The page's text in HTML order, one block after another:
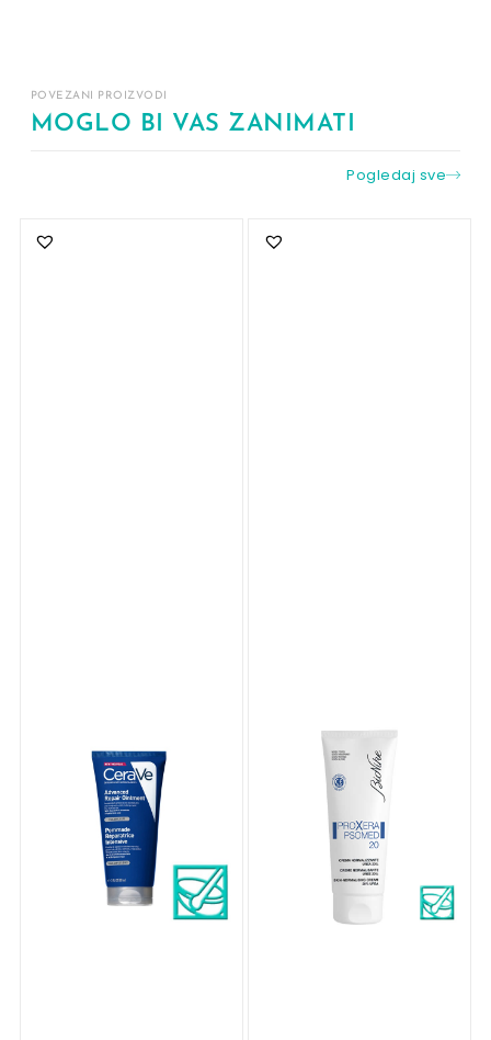
POVEZANI PROIZVODI
MOGLO BI VAS ZANIMATI
Pogledaj sve